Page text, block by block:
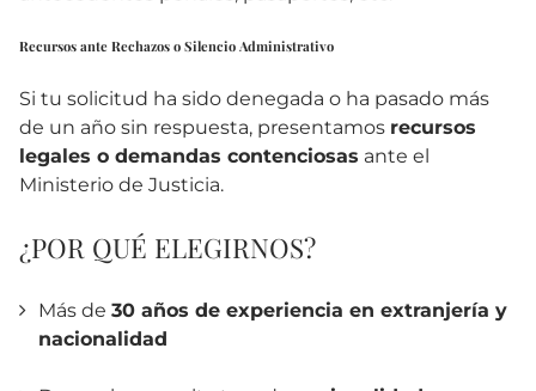
Recursos ante Rechazos o Silencio Administrativo
Si tu solicitud ha sido denegada o ha pasado más
de un año sin respuesta, presentamos recursos
legales o demandas contenciosas ante el
Ministerio de Justicia.
¿POR QUÉ ELEGIRNOS?
Más de 30 años de experiencia en extranjería y
nacionalidad